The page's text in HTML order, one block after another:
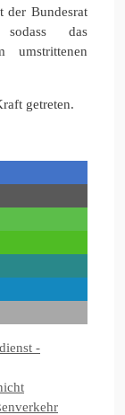
der Bundesrat
das
umstrittenen
getreten.
-